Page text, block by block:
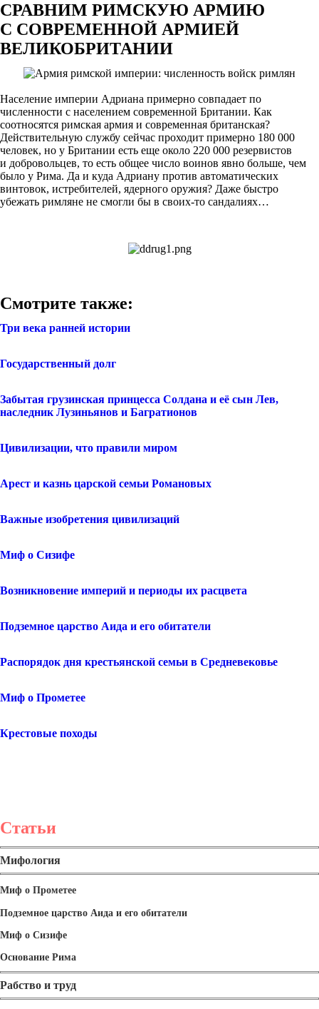
СРАВНИМ РИМСКУЮ АРМИЮ
С СОВРЕМЕННОЙ АРМИЕЙ
ВЕЛИКОБРИТАНИИ
Население империи Адриана примерно совпадает по
численности с населением современной Британии. Как
соотносятся римская армия и современная британская?
Действительную службу сейчас проходит примерно 180 000
человек, но у Британии есть еще около 220 000 резервистов
и добровольцев, то есть общее число воинов явно больше, чем
было у Рима. Да и куда Адриану против автоматических
винтовок, истребителей, ядерного оружия? Даже быстро
убежать римляне не смогли бы в своих-то сандалиях…
Смотрите также:
Три века ранней истории
Государственный долг
Забытая грузинская принцесса Солдана и её сын Лев,
наследник Лузиньянов и Багратионов
Цивилизации, что правили миром
Арест и казнь царской семьи Романовых
Важные изобретения цивилизаций
Миф о Сизифе
Возникновение империй и периоды их расцвета
Подземное царство Аида и его обитатели
Распорядок дня крестьянской семьи в Средневековье
Миф о Прометее
Крестовые походы
Статьи
Мифология
Миф о Прометее
Подземное царство Аида и его обитатели
Миф о Сизифе
Основание Рима
Рабство и труд